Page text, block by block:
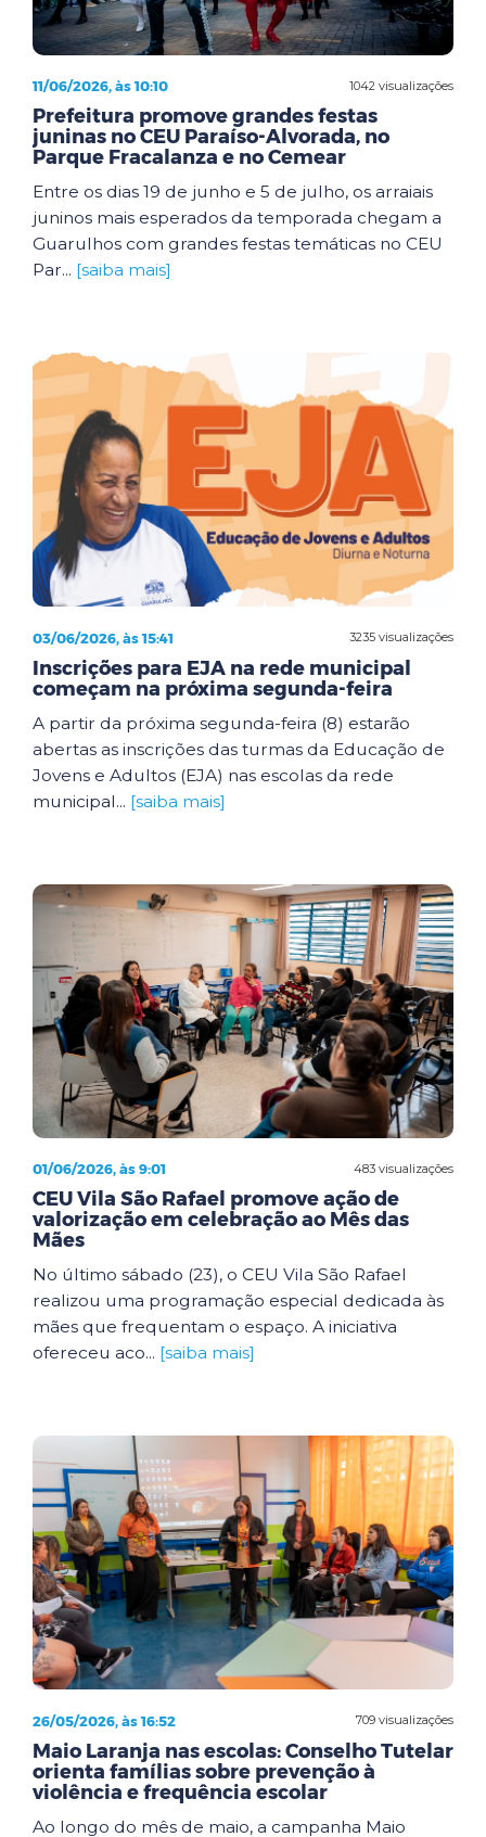
1042 visualizações
11/06/2026, às 10:10
Prefeitura promove grandes festas
juninas no CEU Paraíso-Alvorada, no
Parque Fracalanza e no Cemear
Entre os dias 19 de junho e 5 de julho, os arraiais
juninos mais esperados da temporada chegam a
Guarulhos com grandes festas temáticas no CEU
Par... [saiba mais]
3235 visualizações
03/06/2026, às 15:41
Inscrições para EJA na rede municipal
começam na próxima segunda-feira
A partir da próxima segunda-feira (8) estarão
abertas as inscrições das turmas da Educação de
Jovens e Adultos (EJA) nas escolas da rede
municipal... [saiba mais]
483 visualizações
01/06/2026, às 9:01
CEU Vila São Rafael promove ação de
valorização em celebração ao Mês das
Mães
No último sábado (23), o CEU Vila São Rafael
realizou uma programação especial dedicada às
mães que frequentam o espaço. A iniciativa
ofereceu aco... [saiba mais]
709 visualizações
26/05/2026, às 16:52
Maio Laranja nas escolas: Conselho Tutelar
orienta famílias sobre prevenção à
violência e frequência escolar
Ao longo do mês de maio, a campanha Maio